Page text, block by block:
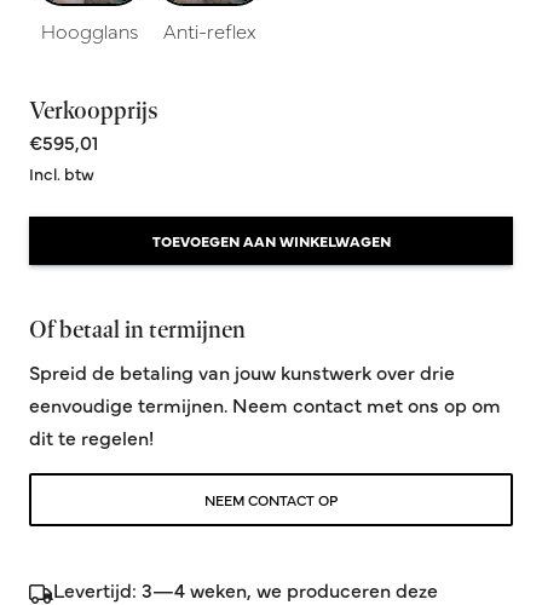
Hoogglans Anti-reflex
Verkoopprijs
€595,01
Incl. btw
TOEVOEGEN AAN WINKELWAGEN
Of betaal in termijnen
Spreid de betaling van jouw kunstwerk over drie
eenvoudige termijnen. Neem contact met ons op om
dit te regelen!
NEEM CONTACT OP
Levertijd: 3—4 weken, we produceren deze